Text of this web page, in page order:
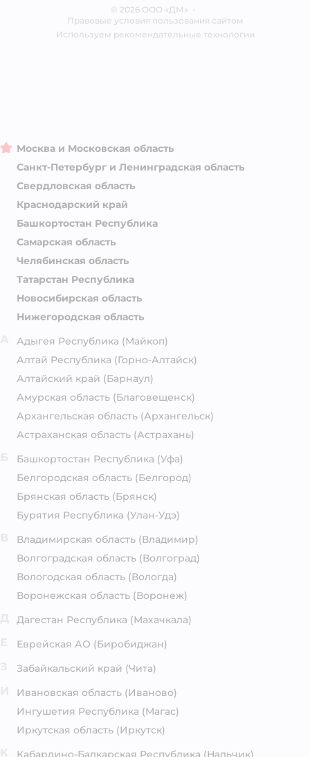
Блог
© 2026 ООО «ДМ» •
Правовые условия пользования сайтом
Используем рекомендательные технологии
Москва и Московская область
Санкт-Петербург и Ленинградская область
Свердловская область
Краснодарский край
Башкортостан Республика
Самарская область
Челябинская область
Татарстан Республика
Новосибирская область
Нижегородская область
Адыгея Республика (Майкоп)
Алтай Республика (Горно-Алтайск)
Алтайский край (Барнаул)
Амурская область (Благовещенск)
Архангельская область (Архангельск)
Астраханская область (Астрахань)
Башкортостан Республика (Уфа)
Белгородская область (Белгород)
Брянская область (Брянск)
Бурятия Республика (Улан-Удэ)
Владимирская область (Владимир)
Волгоградская область (Волгоград)
Вологодская область (Вологда)
Воронежская область (Воронеж)
Дагестан Республика (Махачкала)
Еврейская АО (Биробиджан)
Забайкальский край (Чита)
Ивановская область (Иваново)
Ингушетия Республика (Магас)
Иркутская область (Иркутск)
Кабардино-Балкарская Республика (Нальчик)